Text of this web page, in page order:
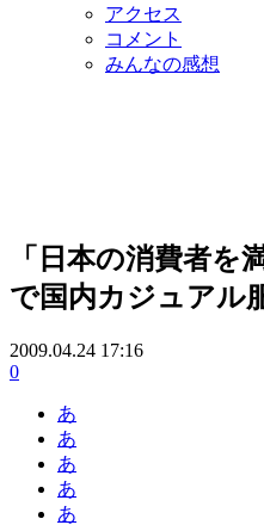
アクセス
コメント
みんなの感想
「日本の消費者を
で国内カジュアル
2009.04.24 17:16
0
あ
あ
あ
あ
あ